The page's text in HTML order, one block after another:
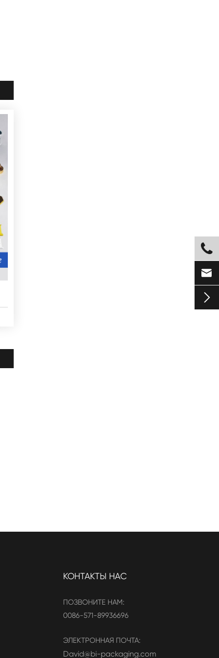
КОНТАКТЫ НАС
ПОЗВОНИТЕ НАМ:
0086-571-89936696
ЭЛЕКТРОННАЯ ПОЧТА:
David@bi-packaging.com


